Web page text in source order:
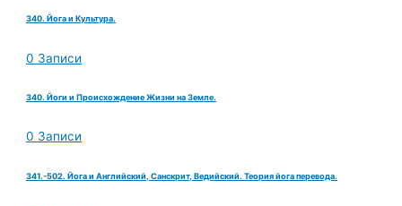
340. Йога и Культура.
0 Записи
340. Йоги и Происхождение Жизни на Земле.
0 Записи
341.-502. Йога и Английский, Санскрит, Ведийский. Теория йога перевода.